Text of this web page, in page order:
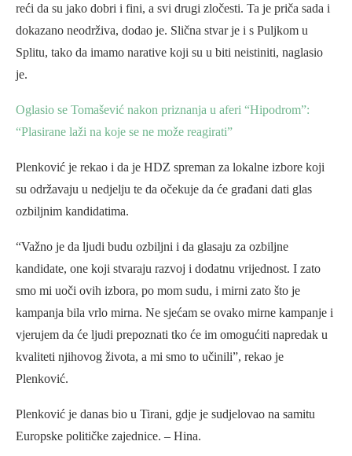
reći da su jako dobri i fini, a svi drugi zločesti. Ta je priča sada i
dokazano neodrživa, dodao je. Slična stvar je i s Puljkom u
Splitu, tako da imamo narative koji su u biti neistiniti, naglasio
je.
Oglasio se Tomašević nakon priznanja u aferi “Hipodrom”:
“Plasirane laži na koje se ne može reagirati”
Plenković je rekao i da je HDZ spreman za lokalne izbore koji
su održavaju u nedjelju te da očekuje da će građani dati glas
ozbiljnim kandidatima.
“Važno je da ljudi budu ozbiljni i da glasaju za ozbiljne
kandidate, one koji stvaraju razvoj i dodatnu vrijednost. I zato
smo mi uoči ovih izbora, po mom sudu, i mirni zato što je
kampanja bila vrlo mirna. Ne sjećam se ovako mirne kampanje i
vjerujem da će ljudi prepoznati tko će im omogućiti napredak u
kvaliteti njihovog života, a mi smo to učinili”, rekao je
Plenković.
Plenković je danas bio u Tirani, gdje je sudjelovao na samitu
Europske političke zajednice. – Hina.